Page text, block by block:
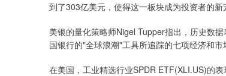
到了303亿美元，使得这一板块成为投资者的新
美银的量化策略师Nigel Tupper指出，历史数
国银行的"全球浪潮"工具所追踪的七项经济和
在美国，工业精选行业SPDR ETF(XLI.US)的